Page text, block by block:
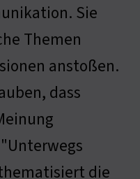
Sie
Themen
anstoßen.
dass
die